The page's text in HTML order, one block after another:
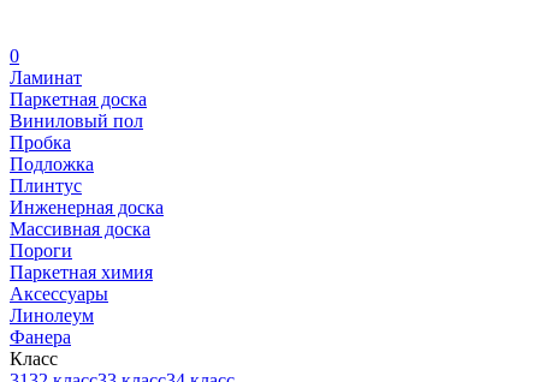
0
Ламинат
Паркетная доска
Виниловый пол
Пробка
Подложка
Плинтус
Инженерная доска
Массивная доска
Пороги
Паркетная химия
Аксессуары
Линолеум
Фанера
Класс